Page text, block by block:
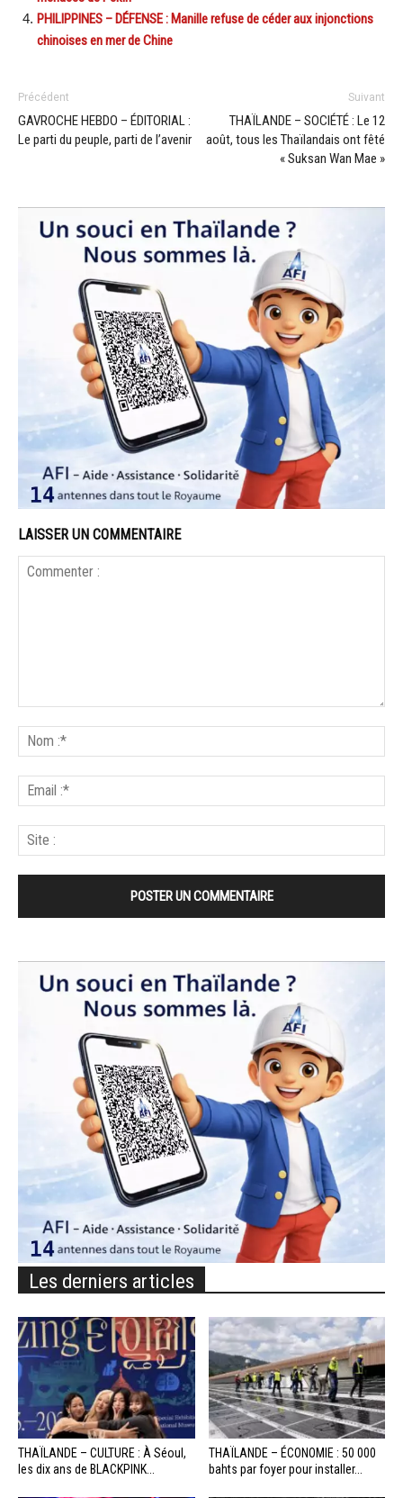
PHILIPPINES – DÉFENSE : Manille refuse de céder aux injonctions
chinoises en mer de Chine
Précédent
GAVROCHE HEBDO – ÉDITORIAL :
Le parti du peuple, parti de l’avenir
Suivant
THAÏLANDE – SOCIÉTÉ : Le 12
août, tous les Thaïlandais ont fêté
« Suksan Wan Mae »
LAISSER UN COMMENTAIRE
Les derniers articles
THAÏLANDE – CULTURE : À Séoul,
les dix ans de BLACKPINK...
THAÏLANDE – ÉCONOMIE : 50 000
bahts par foyer pour installer...